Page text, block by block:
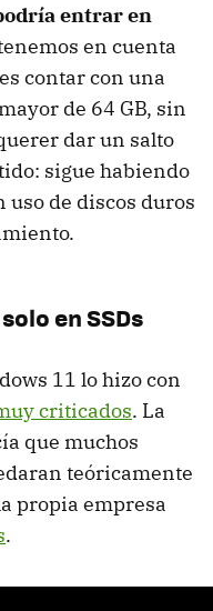
entrar en
en cuenta
contar con una
de 64 GB, sin
dar un salto
sigue habiendo
uso de discos duros
en SSDs
11 lo hizo con
criticados. La
que muchos
teóricamente
propia empresa
.